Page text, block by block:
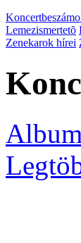
Lemezismertetõ
Zenekarok hírei